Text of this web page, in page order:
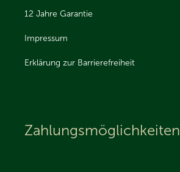
12 Jahre Garantie
Impressum
Erklärung zur Barrierefreiheit
Zahlungsmöglichkeiten